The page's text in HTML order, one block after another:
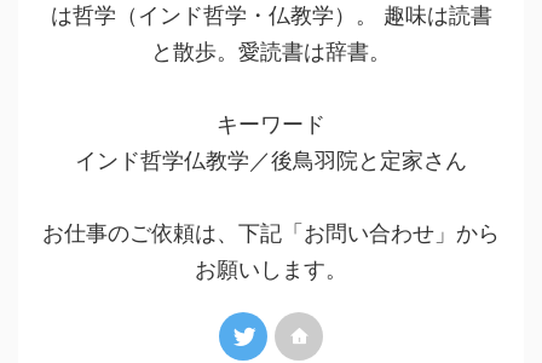
は哲学（インド哲学・仏教学）。 趣味は読書
と散歩。愛読書は辞書。
キーワード
インド哲学仏教学／後鳥羽院と定家さん
お仕事のご依頼は、下記「お問い合わせ」から
お願いします。